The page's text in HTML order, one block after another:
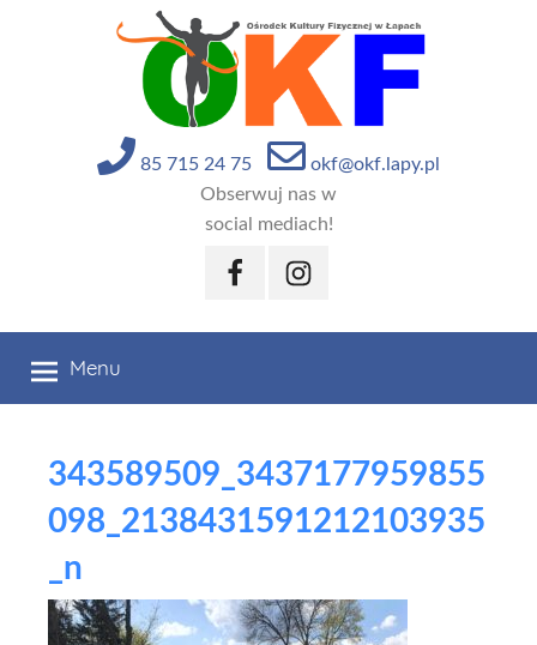
85 715 24 75
okf@okf.lapy.pl
Obserwuj nas w
social mediach!
FacebookInstagram
Menu
343589509_3437177959855
098_2138431591212103935
_n